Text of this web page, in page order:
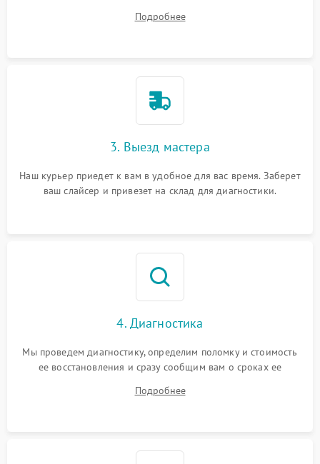
Подробнее
3. Выезд мастера
Наш курьер приедет к вам в удобное для вас время. Заберет
ваш слайсер и привезет на склад для диагностики.
4. Диагностика
Мы проведем диагностику, определим поломку и стоимость
ее восстановления и сразу сообщим вам о сроках ее
Подробнее